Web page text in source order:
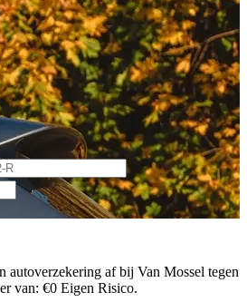
autoverzekering af bij Van Mossel tegen
van: €0 Eigen Risico.